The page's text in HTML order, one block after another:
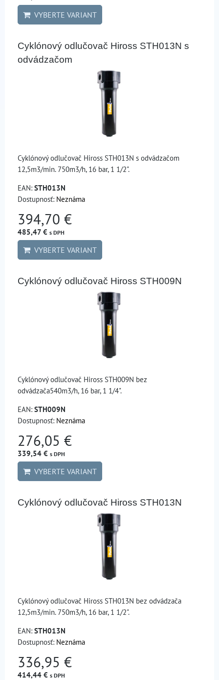
VYBERTE VARIANT
Cyklónový odlučovač Hiross STH013N s
odvádzačom
Cyklónový odlučovač Hiross STH013N s odvádzačom
12,5m3/min. 750m3/h, 16 bar, 1 1/2".
EAN: STH013N
Dostupnosť: Neznáma
394,70 €
485,47 € s DPH
VYBERTE VARIANT
Cyklónový odlučovač Hiross STH009N
Cyklónový odlučovač Hiross STH009N bez
odvádzača540m3/h, 16 bar, 1 1/4".
EAN: STH009N
Dostupnosť: Neznáma
276,05 €
339,54 € s DPH
VYBERTE VARIANT
Cyklónový odlučovač Hiross STH013N
Cyklónový odlučovač Hiross STH013N bez odvádzača
12,5m3/min. 750m3/h, 16 bar, 1 1/2".
EAN: STH013N
Dostupnosť: Neznáma
336,95 €
414,44 € s DPH